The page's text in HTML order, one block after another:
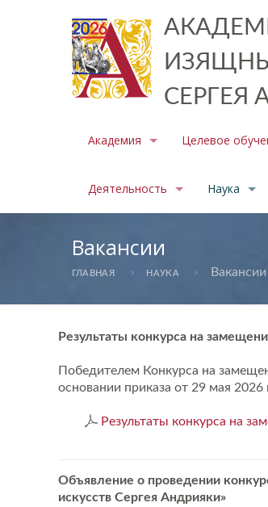
СЕРГЕЯ
Академия Целевое
Деятельность Наука
Вакансии
ГЛАВНАЯ НАУКА Вакансии
Результаты конкурса на
Победителем Конкурса на
основании приказа от 29 мая
Результаты конкурса на
Объявление о проведении
искусств Сергея Андрияки»